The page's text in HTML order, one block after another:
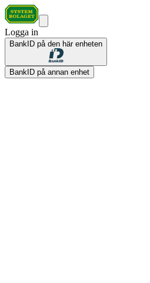
Logga in
BankID på den här enheten
BankID på annan enhet